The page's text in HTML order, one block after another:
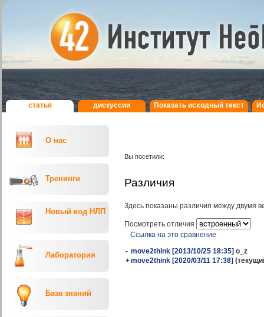
статья дискуcсии Показать исходный текст
Вы посетили:
Различия
Здесь показаны различия между двумя
Посмотреть отличия
Ссылка на это сравнение
- move2think [2013/10/25 18:35] o_z
+move2think [2020/03/11 17:38]
О нас
Тренинги
Новый код НЛП
Лаборатория
База знаний